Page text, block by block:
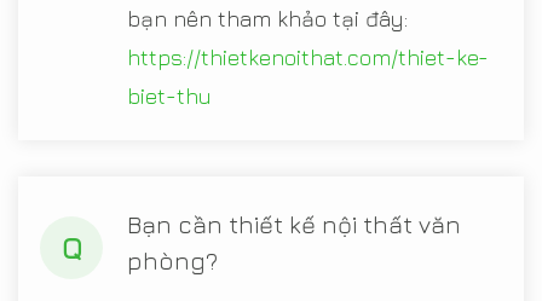
bạn nên tham khảo tại đây:
https://thietkenoithat.com/thiet-ke-
biet-thu
Q
Bạn cần thiết kế nội thất văn
phòng?